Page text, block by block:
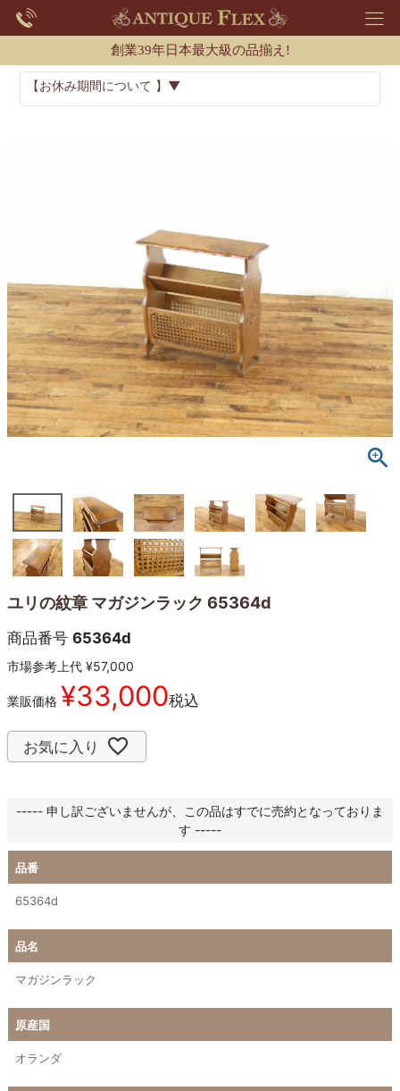
創業39年日本最大級の品揃え!
【お休み期間について 】▼
ユリの紋章 マガジンラック 65364d
商品番号 65364d
市場参考上代 ¥57,000
業販価格 ¥33,000税込
お気に入り
----- 申し訳ございませんが、この品はすでに売約となっておりま
す -----
品番
65364d
品名
マガジンラック
原産国
オランダ